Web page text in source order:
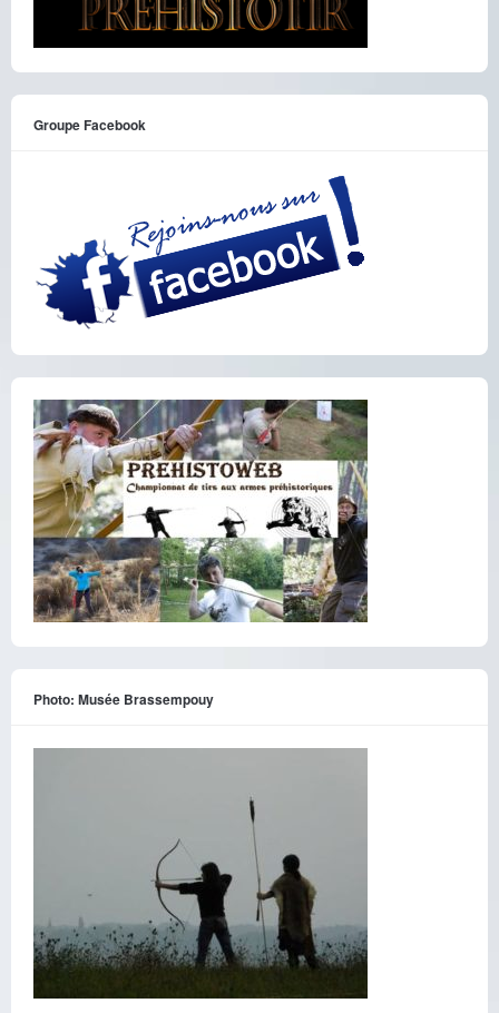
Groupe Facebook
Photo: Musée Brassempouy